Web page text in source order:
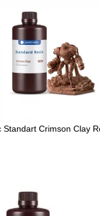
Standart Crimson Clay